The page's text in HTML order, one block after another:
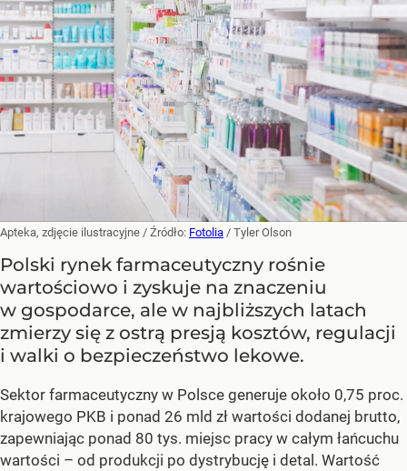
Apteka, zdjęcie ilustracyjne / Źródło: Fotolia / Tyler Olson
Polski rynek farmaceutyczny rośnie
wartościowo i zyskuje na znaczeniu
w gospodarce, ale w najbliższych latach
zmierzy się z ostrą presją kosztów, regulacji
i walki o bezpieczeństwo lekowe.
Sektor farmaceutyczny w Polsce generuje około 0,75 proc.
krajowego PKB i ponad 26 mld zł wartości dodanej brutto,
zapewniając ponad 80 tys. miejsc pracy w całym łańcuchu
wartości – od produkcji po dystrybucję i detal. Wartość